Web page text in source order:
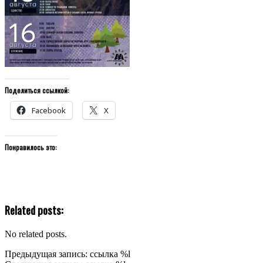
Поделиться ссылкой:
Facebook X
Понравилось это:
Related posts:
No related posts.
2020-
Предыдущая запись: ссылка %l